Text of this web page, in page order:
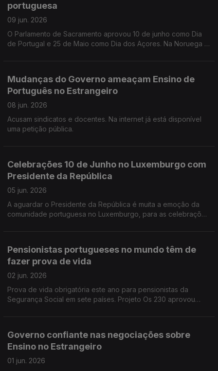
portuguesa
09 jun. 2026
O Parlamento de Sacramento aprovou 10 de junho como Dia
de Portugal e 25 de Maio como Dia dos Açores. Na Noruega a
Mudanças do Governo ameaçam Ensino de
Português no Estrangeiro
08 jun. 2026
Acusam sindicatos e docentes. Na internet já está disponível
uma petição pública.
Celebrações 10 de Junho no Luxemburgo com
Presidente da República
05 jun. 2026
A aguardar o Presidente da República é muita a emoção da
comunidade portuguesa no Luxemburgo, para as celebrações
Pensionistas portugueses no mundo têm de
fazer prova de vida
02 jun. 2026
Prova de vida obrigatória este ano para pensionistas da
Segurança Social em sete países. Projeto Os 230 aprovou
Governo confiante nas negociações sobre
Ensino no Estrangeiro
01 jun. 2026